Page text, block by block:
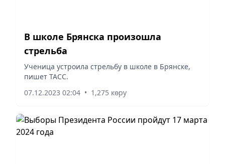
В школе Брянска произошла
стрельба
Ученица устроила стрельбу в школе в Брянске,
пишет ТАСС.
07.12.2023 02:04 • 1,275 көру